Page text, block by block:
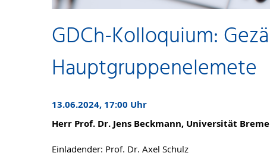
GDCh-Kolloquium:
Hauptgruppenelemete
13.06.2024, 17:00 Uhr
Herr Prof. Dr. Jens Beckmann, Universität
Einladender: Prof. Dr. Axel Schulz